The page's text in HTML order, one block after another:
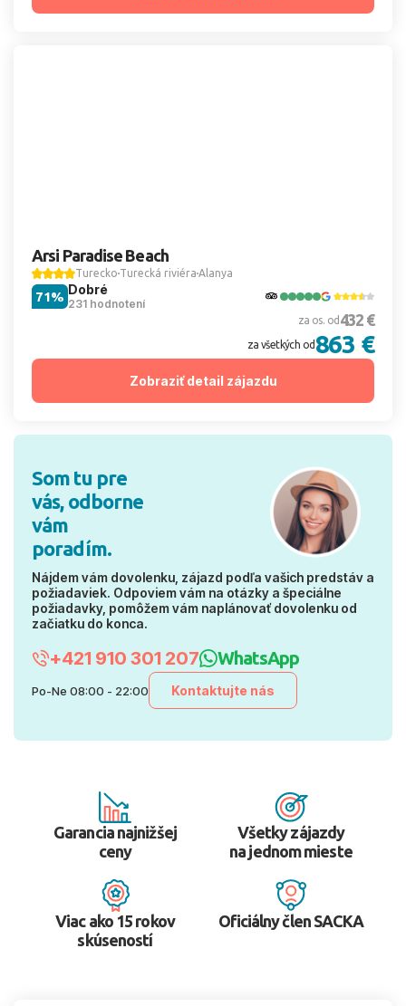
Arsi Paradise Beach
Turecko Turecká riviéra Alanya
Dobré
231 hodnotení
71%
za os. od 432 €
za všetkých od 863 €
Zobraziť detail zájazdu
Som tu pre
vás, odborne
vám
poradím.
Nájdem vám dovolenku, zájazd podľa vašich predstáv a
požiadaviek. Odpoviem vám na otázky a špeciálne
požiadavky, pomôžem vám naplánovať dovolenku od
začiatku do konca.
+421 910 301 207 WhatsApp
Po-Ne 08:00 - 22:00 Kontaktujte nás
Garancia najnižšej
ceny
Všetky zájazdy
na jednom mieste
Viac ako 15 rokov
skúseností
Oficiálny člen SACKA